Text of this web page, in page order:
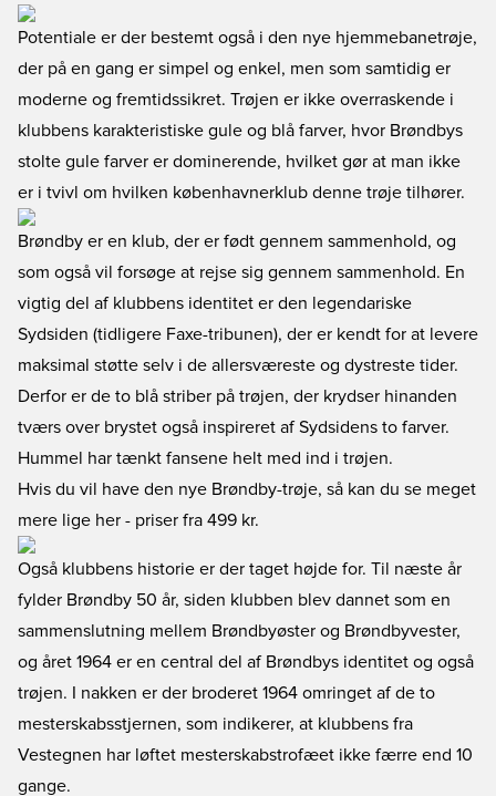
Potentiale er der bestemt også i den nye hjemmebanetrøje,
der på en gang er simpel og enkel, men som samtidig er
moderne og fremtidssikret. Trøjen er ikke overraskende i
klubbens karakteristiske gule og blå farver, hvor Brøndbys
stolte gule farver er dominerende, hvilket gør at man ikke
er i tvivl om hvilken københavnerklub denne trøje tilhører.
Brøndby er en klub, der er født gennem sammenhold, og
som også vil forsøge at rejse sig gennem sammenhold. En
vigtig del af klubbens identitet er den legendariske
Sydsiden (tidligere Faxe-tribunen), der er kendt for at levere
maksimal støtte selv i de allersværeste og dystreste tider.
Derfor er de to blå striber på trøjen, der krydser hinanden
tværs over brystet også inspireret af Sydsidens to farver.
Hummel har tænkt fansene helt med ind i trøjen.
Hvis du vil have den nye Brøndby-trøje, så kan du se meget
mere lige her - priser fra 499 kr.
Også klubbens historie er der taget højde for. Til næste år
fylder Brøndby 50 år, siden klubben blev dannet som en
sammenslutning mellem Brøndbyøster og Brøndbyvester,
og året 1964 er en central del af Brøndbys identitet og også
trøjen. I nakken er der broderet 1964 omringet af de to
mesterskabsstjernen, som indikerer, at klubbens fra
Vestegnen har løftet mesterskabstrofæet ikke færre end 10
gange.